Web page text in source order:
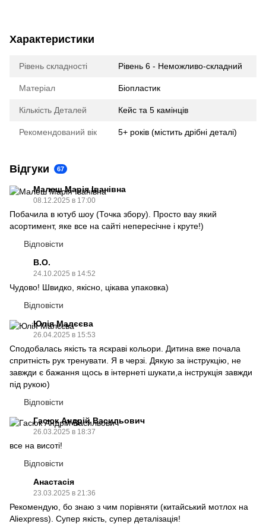
Характеристики
Рівень складності Рівень 6 - Неможливо-складний
Матеріал Біопластик
Кількість Деталей Кейс та 5 камінців
Рекомендований вік 5+ років (містить дрібні деталі)
Відгуки 67
Малеш Марія Іванівна
08.12.2025 в 17:00
Побачила в ютуб шоу (Точка збору). Просто вау який
асортимент, яке все на сайті непересічне і круте!)
Відповісти
В.О.
24.10.2025 в 14:52
Чудово! Швидко, якісно, цікава упаковка)
Відповісти
Юлія Малєєва
26.04.2025 в 15:53
Сподобалась якість та яскраві кольори. Дитина вже почала
спритність рук тренувати. Я в черзі. Дякую за інструкцію, не
завжди є бажання щось в інтернеті шукати,а інструкція завжди
під рукою)
Відповісти
Гасюк Андрій Васильович
26.03.2025 в 18:37
все на висоті!
Відповісти
Анастасія
23.03.2025 в 21:36
Рекомендую, бо знаю з чим порівняти (китайський мотлох на
Aliexpress). Супер якість, супер деталізація!